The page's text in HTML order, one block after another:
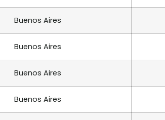
Buenos Aires
Buenos Aires
Buenos Aires
Buenos Aires